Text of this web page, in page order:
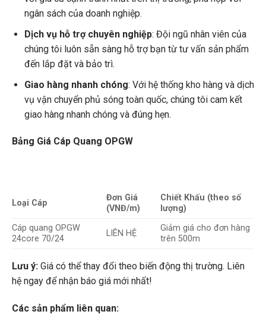
ngân sách của doanh nghiệp.
Dịch vụ hỗ trợ chuyên nghiệp: Đội ngũ nhân viên của
chúng tôi luôn sẵn sàng hỗ trợ bạn từ tư vấn sản phẩm
đến lắp đặt và bảo trì.
Giao hàng nhanh chóng: Với hệ thống kho hàng và dịch
vụ vận chuyển phủ sóng toàn quốc, chúng tôi cam kết
giao hàng nhanh chóng và đúng hẹn.
Bảng Giá Cáp Quang OPGW
Loại Cáp
Đơn Giá
(VNĐ/m)
Chiết Khấu (theo số
lượng)
Cáp quang OPGW
24core 70/24
LIÊN HỆ
Giảm giá cho đơn hàng
trên 500m
Lưu ý:Giá có thể thay đổi theo biến động thị trường. Liên
hệ ngay để nhận báo giá mới nhất!
Các sản phẩm liên quan: